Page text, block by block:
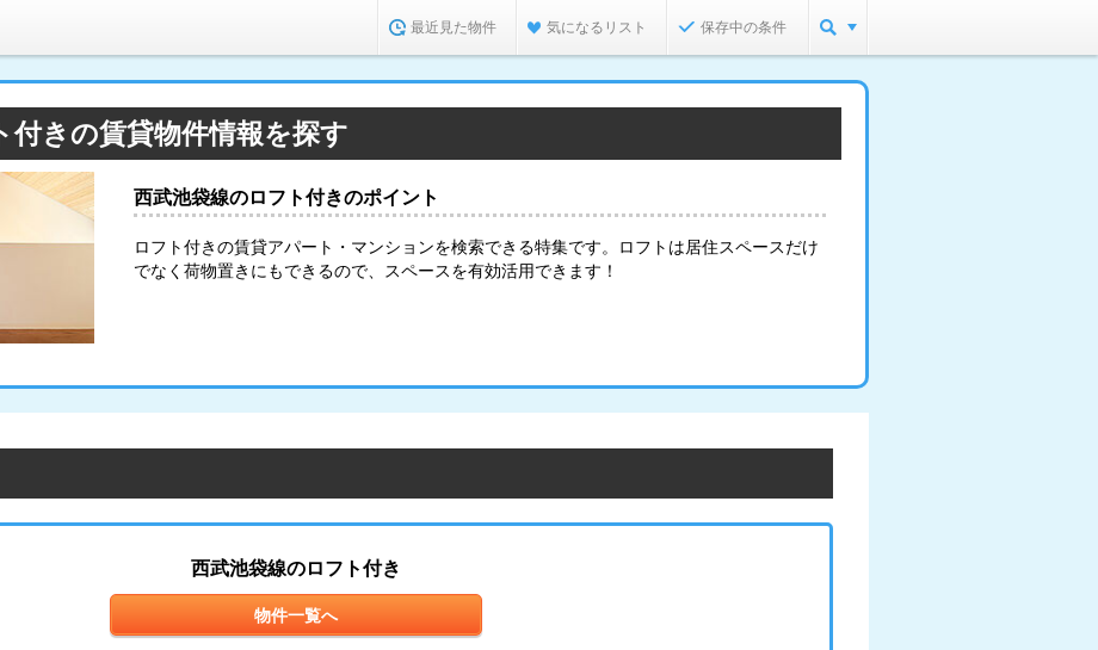
最近見た物件 気になるリスト 保存中の条件
付きの賃貸物件情報を探す
西武池袋線のロフト付きのポイント
ロフト付きの賃貸アパート・マンションを検索できる特集です。ロフトは居住スペースだけ
でなく荷物置きにもできるので、スペースを有効活用できます！
西武池袋線のロフト付き
物件一覧へ